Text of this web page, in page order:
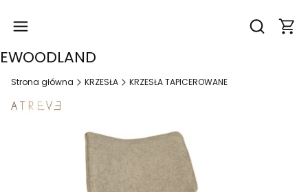
Otwórz
EWOODLAND
Strona główna KRZESŁA KRZESŁA TAPICEROWANE